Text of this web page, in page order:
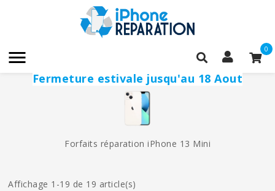
 0
Fermeture estivale jusqu'au 18 Aout
Forfaits réparation iPhone 13 Mini
Affichage 1-19 de 19 article(s)